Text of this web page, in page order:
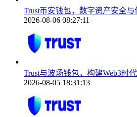
Trust币安钱包，数字资产安全
2026-08-06 08:27:11
Trust与波场钱包，构建Web3时
2026-08-05 18:31:13